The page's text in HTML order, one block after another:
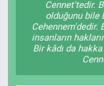
Cennet'tedir.
olduğunu bile
Cehennem'dedir.
insanların
Bir kâdı da
Gündem
Kültür-Sanat